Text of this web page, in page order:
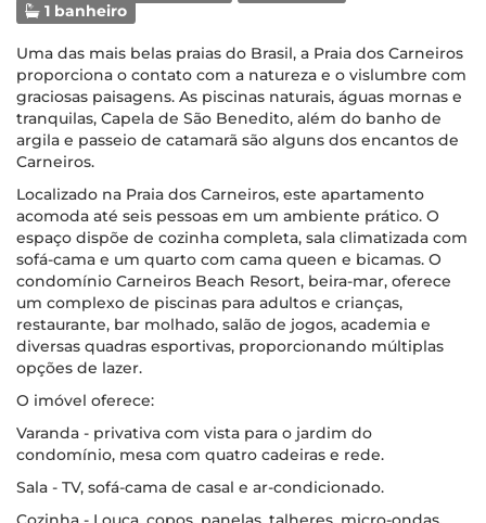
1 banheiro
Uma das mais belas praias do Brasil, a Praia dos Carneiros
proporciona o contato com a natureza e o vislumbre com
graciosas paisagens. As piscinas naturais, águas mornas e
tranquilas, Capela de São Benedito, além do banho de
argila e passeio de catamarã são alguns dos encantos de
Carneiros.
Localizado na Praia dos Carneiros, este apartamento
acomoda até seis pessoas em um ambiente prático. O
espaço dispõe de cozinha completa, sala climatizada com
sofá-cama e um quarto com cama queen e bicamas. O
condomínio Carneiros Beach Resort, beira-mar, oferece
um complexo de piscinas para adultos e crianças,
restaurante, bar molhado, salão de jogos, academia e
diversas quadras esportivas, proporcionando múltiplas
opções de lazer.
O imóvel oferece:
Varanda - privativa com vista para o jardim do
condomínio, mesa com quatro cadeiras e rede.
Sala - TV, sofá-cama de casal e ar-condicionado.